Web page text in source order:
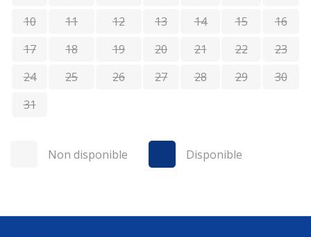
10
11 12 13 14 15
16
17
18 19 20 21 22
23
24
25 26 27 28 29
30
31
Non disponible Disponible